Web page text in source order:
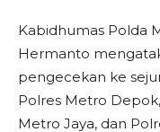
Kabidhumas Polda
Hermanto
pengecekan ke
Polres Metro
Metro Jaya, dan